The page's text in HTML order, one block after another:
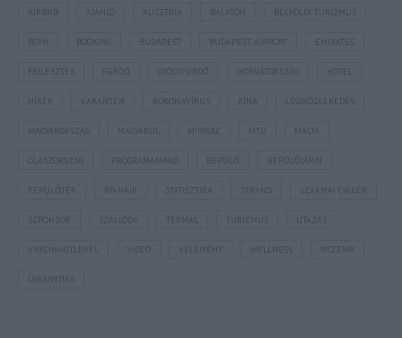
AUSZTRIA BALATON BELFÖLDI TURIZMUS
BUDAPEST BUDAPEST AIRPORT EMIRATES
FEJLESZTÉS HORVÁTORSZÁG HOTEL
KARANTÉN LÉGIKÖZLEKEDÉS
MAGYARORSZÁG MTÜ MÁLTA
OLASZORSZÁG REPÜLŐJÁRAT
REPÜLŐTÉR STATISZTIKA STRAND SZAKMAI CIKKEK
SZPONZOR SZÁLLODA TERMÁL TURIZMUS UTAZÁS
VAKCINAÚTLEVÉL WIZZAIR
ÚJRANYITÁS